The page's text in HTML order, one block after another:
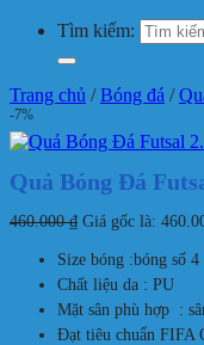
Tìm kiếm:
Trang chủ / Bóng đá /
-7%
Quả Bóng Đá
460.000₫ Giá gốc là:
Size bóng :bóng số 4
Chất liệu da : PU
Mặt sân phù hợp :
Đạt tiêu chuẩn